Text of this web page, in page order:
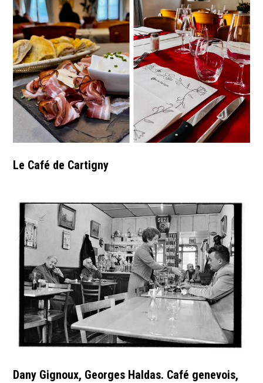
Le Café de Cartigny
Dany Gignoux, Georges Haldas. Café genevois,